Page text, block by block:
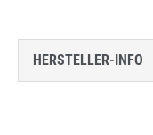
HERSTELLER-INFO